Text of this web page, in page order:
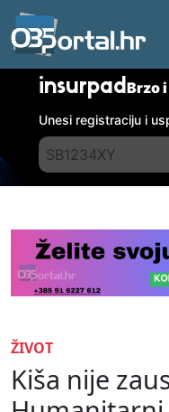
insurpadBrzo
Unesi registraciju i
ŽIVOT
Kiša nije